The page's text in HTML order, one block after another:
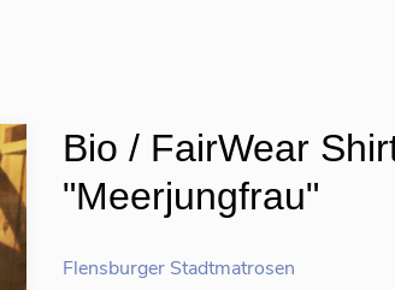
Bio / FairWear
"Meerjungfrau"
Flensburger Stadtmatrosen